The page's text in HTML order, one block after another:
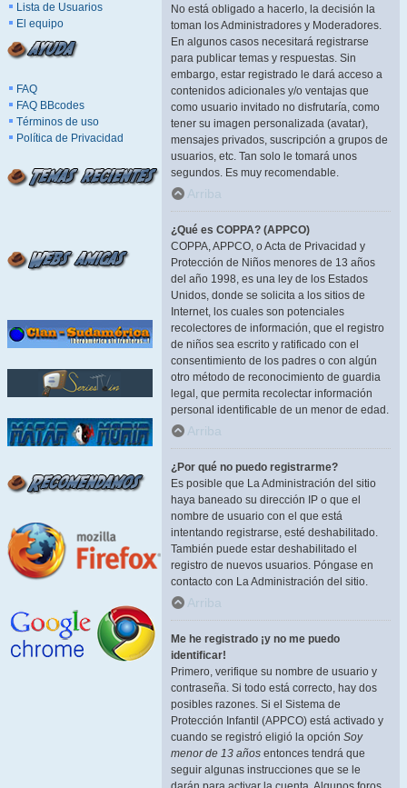
Lista de Usuarios
El equipo
FAQ
FAQ BBcodes
Términos de uso
Política de Privacidad
No está obligado a hacerlo, la decisión la
toman los Administradores y Moderadores.
En algunos casos necesitará registrarse
para publicar temas y respuestas. Sin
embargo, estar registrado le dará acceso a
contenidos adicionales y/o ventajas que
como usuario invitado no disfrutaría, como
tener su imagen personalizada (avatar),
mensajes privados, suscripción a grupos de
usuarios, etc. Tan solo le tomará unos
segundos. Es muy recomendable.
Arriba
¿Qué es COPPA? (APPCO)
COPPA, APPCO, o Acta de Privacidad y
Protección de Niños menores de 13 años
del año 1998, es una ley de los Estados
Unidos, donde se solicita a los sitios de
Internet, los cuales son potenciales
recolectores de información, que el registro
de niños sea escrito y ratificado con el
consentimiento de los padres o con algún
otro método de reconocimiento de guardia
legal, que permita recolectar información
personal identificable de un menor de edad.
Arriba
¿Por qué no puedo registrarme?
Es posible que La Administración del sitio
haya baneado su dirección IP o que el
nombre de usuario con el que está
intentando registrarse, esté deshabilitado.
También puede estar deshabilitado el
registro de nuevos usuarios. Póngase en
contacto con La Administración del sitio.
Arriba
Me he registrado ¡y no me puedo
identificar!
Primero, verifique su nombre de usuario y
contraseña. Si todo está correcto, hay dos
posibles razones. Si el Sistema de
Protección Infantil (APPCO) está activado y
cuando se registró eligió la opción Soy
menor de 13 años entonces tendrá que
seguir algunas instrucciones que se le